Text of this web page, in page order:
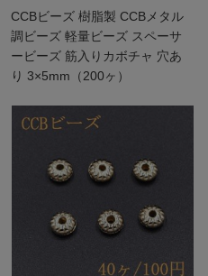
CCBビーズ 樹脂製 CCBメタル
調ビーズ 軽量ビーズ スペーサ
ービーズ 筋入りカボチャ 穴あ
り 3×5mm（200ヶ）